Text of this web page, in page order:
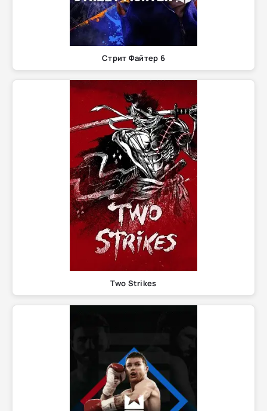
Стрит Файтер 6
Two Strikes